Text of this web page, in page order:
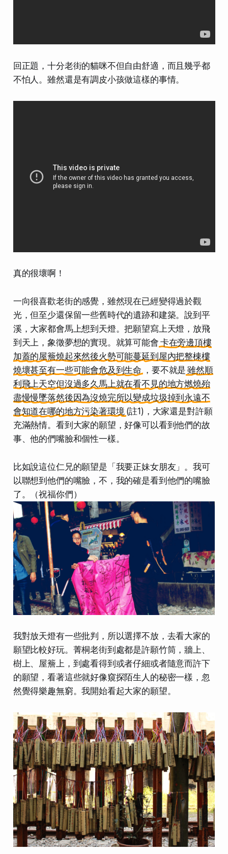
回正題，十分老街的貓咪不但自由舒適，而且幾乎都
不怕人。雖然還是有調皮小孩做這樣的事情。
真的很壞啊！
一向很喜歡老街的感覺，雖然現在已經變得過於觀
光，但至少還保留一些舊時代的遺跡和建築。說到平
溪，大家都會馬上想到天燈。把願望寫上天燈，放飛
到天上，象徵夢想的實現。就算可能會 卡在旁邊頂樓
加蓋的屋簷燒起來然後火勢可能蔓延到屋內把整棟樓
燒壞甚至有一些可能會危及到生命 ，要不就是 雖然順
利飛上天空但沒過多久馬上就在看不見的地方燃燒殆
盡慢慢墜落然後因為沒燒完所以變成垃圾掉到永遠不
會知道在哪的地方污染著環境 (註1)，大家還是對許願
充滿熱情。看到大家的願望，好像可以看到他們的故
事、他的們嘴臉和個性一樣。
比如說這位仁兄的願望是「我要正妹女朋友」。我可
以聯想到他們的嘴臉，不，我的確是看到他們的嘴臉
了。（祝福你們）
我對放天燈有一些批判，所以選擇不放，去看大家的
願望比較好玩。菁桐老街到處都是許願竹筒，牆上、
樹上、屋簷上，到處看得到或者仔細或者隨意而許下
的願望，看著這些就好像窺探陌生人的秘密一樣，忽
然覺得樂趣無窮。我開始看起大家的願望。